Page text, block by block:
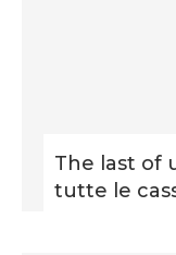
The last of
tutte le